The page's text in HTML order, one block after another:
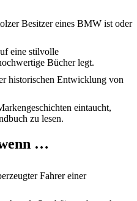
Besitzer eines BMW ist oder
eine stilvolle
Bücher legt.
historischen Entwicklung von
eintaucht,
zu lesen.
…
Fahrer einer